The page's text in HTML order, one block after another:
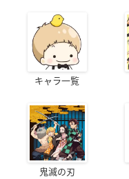
キャラ一覧
鬼滅の刃